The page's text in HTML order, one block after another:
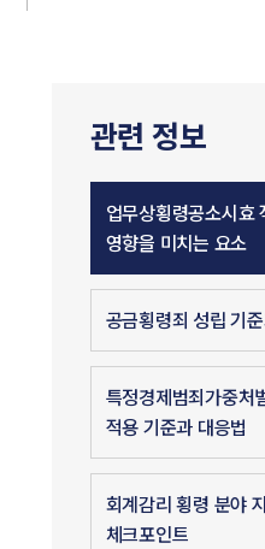
관련 정보
업무상횡령공소시효
영향을 미치는 요소
공금횡령죄 성립 기
특정경제범죄가중처
적용 기준과 대응법
회계감리 횡령 분야
체크포인트